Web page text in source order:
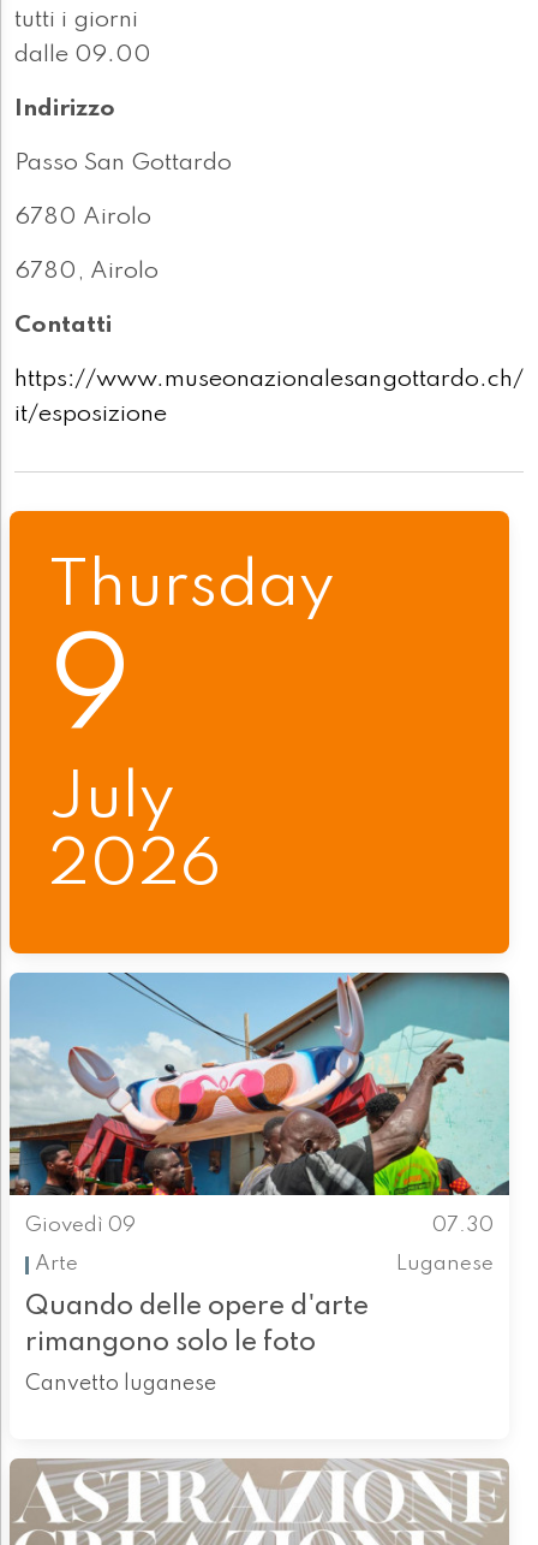
tutti i giorni
dalle 09.00
Indirizzo
Passo San Gottardo
6780 Airolo
6780, Airolo
Contatti
https://www.museonazionalesangottardo.ch/
it/esposizione
Thursday
9
July
2026
Giovedì 09
07.30
Arte
Luganese
Quando delle opere d'arte
rimangono solo le foto
Canvetto luganese